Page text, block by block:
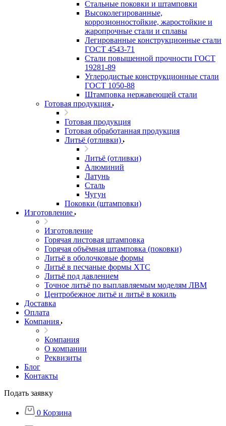
Стальные поковки и штамповки
Высоколегированные,
коррозионностойкие, жаростойкие и
жаропрочные стали и сплавы
Легированные конструкционные стали
ГОСТ 4543-71
Стали повышенной прочности ГОСТ
19281-89
Углеродистые конструкционные стали
ГОСТ 1050-88
Штамповка нержавеющей стали
Готовая продукция
Готовая продукция
Готовая обработанная продукция
Литьё (отливки)
Литьё (отливки)
Алюминий
Латунь
Сталь
Чугун
Поковки (штамповки)
Изготовление
Изготовление
Горячая листовая штамповка
Горячая объёмная штамповка (поковки)
Литьё в оболочковые формы
Литьё в песчаные формы ХТС
Литьё под давлением
Точное литьё по выплавляемым моделям ЛВМ
Центробежное литьё и литьё в кокиль
Доставка
Оплата
Компания
Компания
О компании
Реквизиты
Блог
Контакты
Подать заявку
0 Корзина